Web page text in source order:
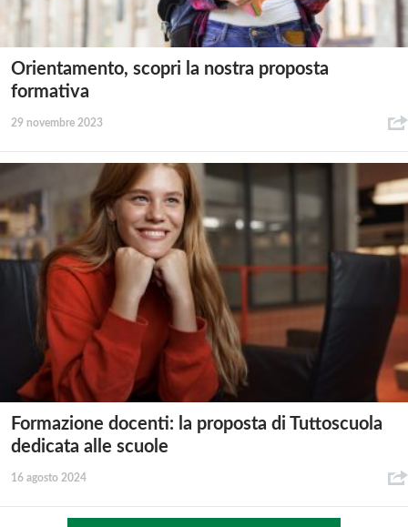
Orientamento, scopri la nostra proposta
formativa
29 novembre 2023
Formazione docenti: la proposta di Tuttoscuola
dedicata alle scuole
16 agosto 2024